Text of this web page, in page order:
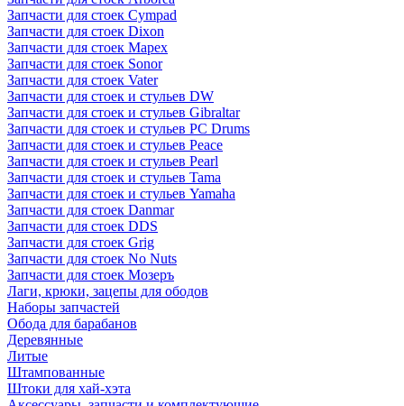
Запчасти для стоек Cympad
Запчасти для стоек Dixon
Запчасти для стоек Mapex
Запчасти для стоек Sonor
Запчасти для стоек Vater
Запчасти для стоек и стульев DW
Запчасти для стоек и стульев Gibraltar
Запчасти для стоек и стульев PC Drums
Запчасти для стоек и стульев Peace
Запчасти для стоек и стульев Pearl
Запчасти для стоек и стульев Tama
Запчасти для стоек и стульев Yamaha
Запчасти для стоек Danmar
Запчасти для стоек DDS
Запчасти для стоек Grig
Запчасти для стоек No Nuts
Запчасти для стоек Мозеръ
Лаги, крюки, зацепы для ободов
Наборы запчастей
Обода для барабанов
Деревянные
Литые
Штампованные
Штоки для хай-хэта